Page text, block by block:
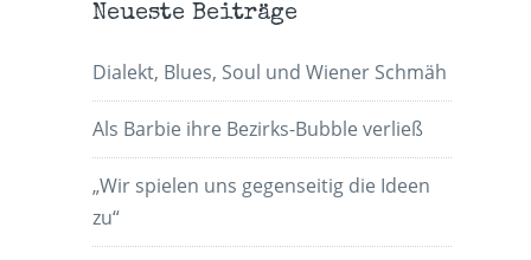
Neueste Beiträge
Dialekt, Blues, Soul und Wiener Schmäh
Als Barbie ihre Bezirks-Bubble verließ
„Wir spielen uns gegenseitig die Ideen
zu“